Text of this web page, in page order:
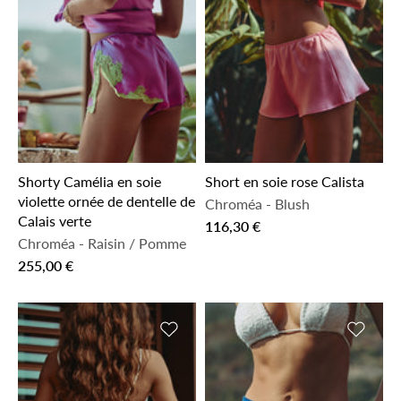
Shorty Camélia en soie
violette ornée de dentelle de
Calais verte
Chroméa - Raisin / Pomme
255,00 €
Short en soie rose Calista
Chroméa - Blush
116,30 €
Ajouter à la liste de souhaitsAjouter